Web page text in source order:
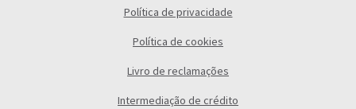
Política de privacidade
Política de cookies
Livro de reclamações
Intermediação de crédito